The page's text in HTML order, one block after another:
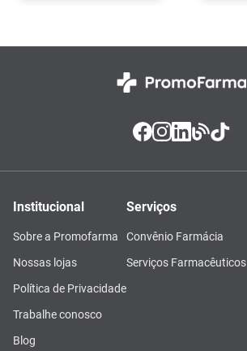
Institucional
Sobre a Promofarma
Nossas lojas
Política de Privacidade
Trabalhe conosco
Blog
Serviços
Convênio Farmácia
Serviços Farmacêuticos